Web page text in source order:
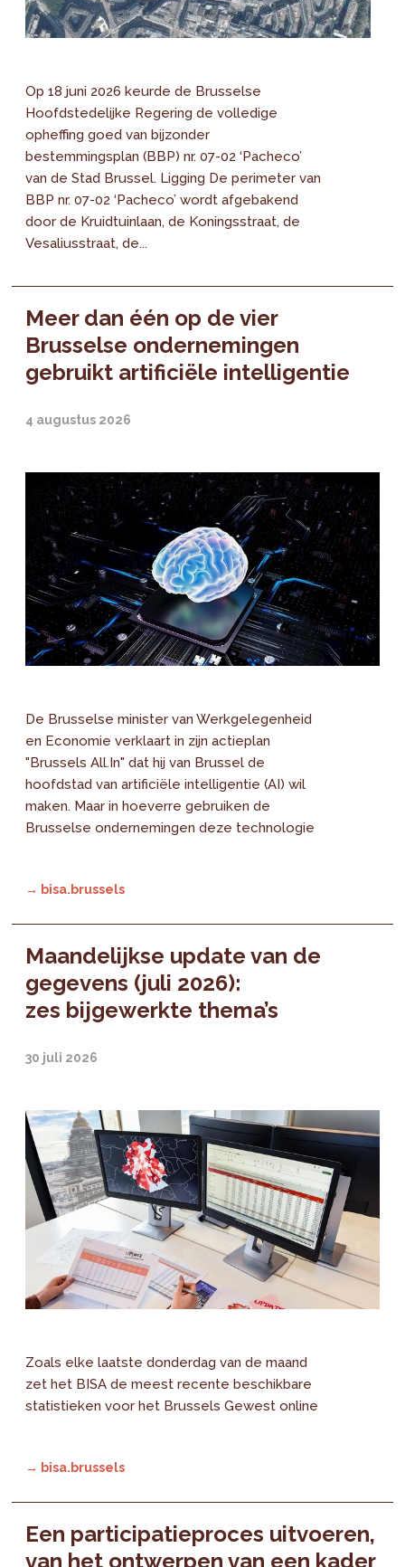
Op 18 juni 2026 keurde de Brusselse
Hoofdstedelijke Regering de volledige
opheffing goed van bijzonder
bestemmingsplan (BBP) nr. 07-02 ‘Pacheco’
van de Stad Brussel. Ligging De perimeter van
BBP nr. 07-02 ‘Pacheco’ wordt afgebakend
door de Kruidtuinlaan, de Koningsstraat, de
Vesaliusstraat, de...
Meer dan één op de vier
Brusselse ondernemingen
gebruikt artificiële intelligentie
4 augustus 2026
De Brusselse minister van Werkgelegenheid
en Economie verklaart in zijn actieplan
"Brussels All.In" dat hij van Brussel de
hoofdstad van artificiële intelligentie (AI) wil
maken. Maar in hoeverre gebruiken de
Brusselse ondernemingen deze technologie
→ bisa.brussels
Maandelijkse update van de
gegevens (juli 2026):
zes bijgewerkte thema’s
30 juli 2026
Zoals elke laatste donderdag van de maand
zet het BISA de meest recente beschikbare
statistieken voor het Brussels Gewest online
→ bisa.brussels
Een participatieproces uitvoeren,
van het ontwerpen van een kader